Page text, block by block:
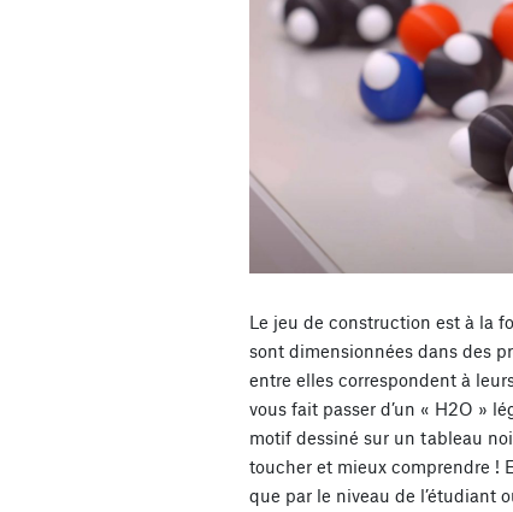
Le jeu de construction est à la
sont dimensionnées dans des
entre elles correspondent à
vous fait passer d’un « H2O »
motif dessiné sur un tableau
toucher et mieux comprendre !
que par le niveau de l’étudiant